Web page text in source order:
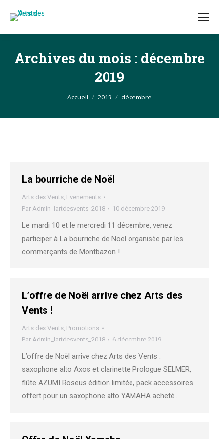
Archives du mois : décembre
2019
Vous êtes ici :
Accueil 2019 décembre
La bourriche de Noël
Arts des Vents, Evènements
Par Admin_lartdesvents_2018 10 décembre 2019
Le mardi 10 et le mercredi 11 décembre, venez
participer à La bourriche de Noël organisée par les
commerçants de Montbazon !
L’offre de Noël arrive chez Arts des
Vents !
Arts des Vents, Promotions
Par Admin_lartdesvents_2018 6 décembre 2019
L’offre de Noël arrive chez Arts des Vents :
saxophone alto Axos et clarinette Prologue SELMER,
flûte AZUMI Roseus édition limitée, pack accessoires
offert pour un saxophone alto YAMAHA acheté…